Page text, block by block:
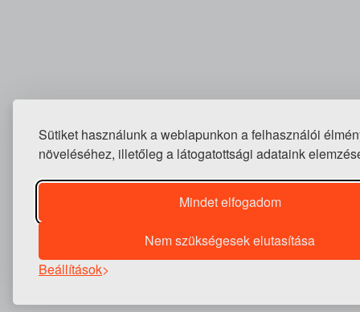
Sütiket használunk a weblapunkon a felhasználói
növeléséhez, illetőleg a látogatottsági adataink
Mindet elfogadom
Nem szükségesek elutasítása
Beállítások